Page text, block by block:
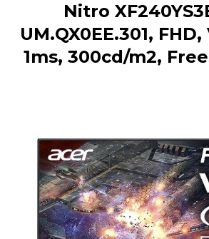
Nitro
UM.QX0EE.301, FHD,
1ms, 300cd/m2,